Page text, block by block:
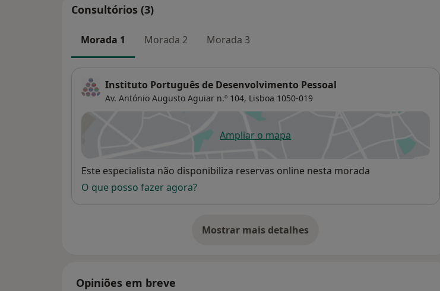
Consultórios (3)
Morada 1 Morada 2 Morada 3
Instituto Português de Desenvolvimento Pessoal
Av. António Augusto Aguiar n.º 104, Lisboa 1050-019
Ampliar o mapaabre num novo separador
Disponibilidade
Este especialista não disponibiliza reservas online nesta morada
O que posso fazer agora?
Mostrar mais detalhes
sobre o endereço
Opiniões em breve